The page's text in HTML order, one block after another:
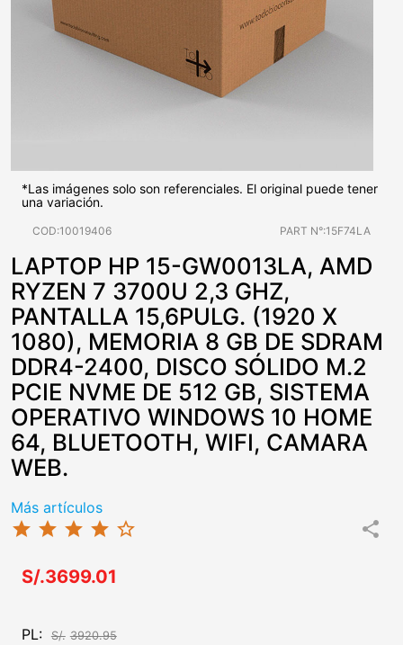
*Las imágenes solo son referenciales. El original puede tener
una variación.
COD:10019406 PART N°:15F74LA
LAPTOP HP 15-GW0013LA, AMD
RYZEN 7 3700U 2,3 GHZ,
PANTALLA 15,6PULG. (1920 X
1080), MEMORIA 8 GB DE SDRAM
DDR4-2400, DISCO SÓLIDO M.2
PCIE NVME DE 512 GB, SISTEMA
OPERATIVO WINDOWS 10 HOME
64, BLUETOOTH, WIFI, CAMARA
WEB.
Más artículos
star star star star star_border share
S/.3699.01
PL: S/. 3920.95